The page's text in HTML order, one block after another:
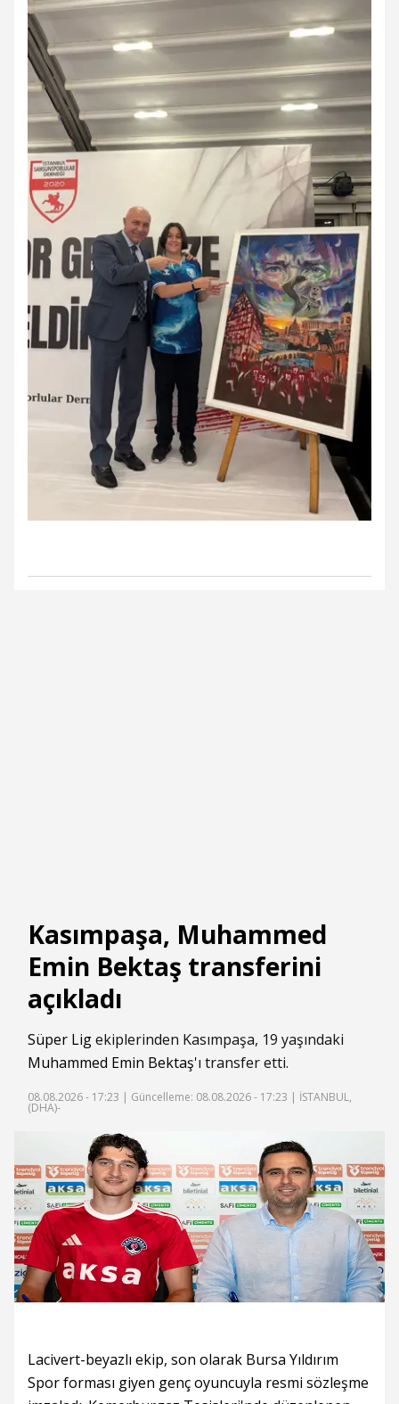
Kasımpaşa, Muhammed
Emin Bektaş transferini
açıkladı
Süper Ligekiplerinden Kasımpaşa, 19 yaşındaki
Muhammed Emin Bektaş'ı transfer etti.
08.08.2026 - 17:23 | Güncelleme: 08.08.2026 - 17:23 | İSTANBUL,
(DHA)-
Lacivert-beyazlı ekip, son olarak Bursa Yıldırım
Spor forması giyen genç oyuncuyla resmi sözleşme